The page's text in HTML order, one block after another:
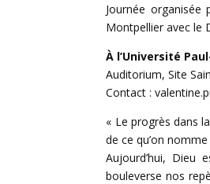
Journée organisée
Montpellier avec le
À l’Université
Auditorium, Site
Contact :
« Le progrès dans
de ce qu’on
Aujourd’hui, Dieu
bouleverse nos